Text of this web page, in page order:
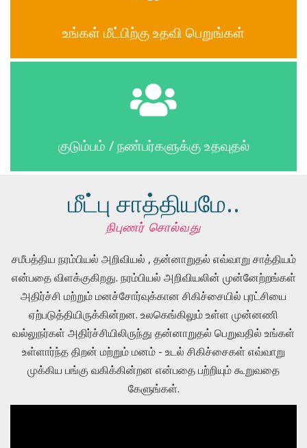
உங்கள் மீட்பிற்கு உதவி பெறுங்கள்
குடும்பம் / நண்பர்களுக்கு உதவுதல்
மீட்பு சாத்தியமே..
நிபுணர் சொல்வது
சமீபத்திய நரம்பியல் அறிவியல் , தன்னாறுதல் எவ்வாறு சாத்தியம்
என்பதை விளக்குகிறது. நரம்பியல் அறிவியலின் முன்னேற்றங்கள்
அதிர்ச்சி மற்றும் மனச்சோர்வுக்கான சிகிச்சையில் புரட்சியை
ஏற்படுத்தியிருக்கின்றன. உலகெங்கிலும் உள்ள முன்னணி
வல்லுநர்கள் அதிர்ச்சியிலிருந்து தன்னாறுதல் பெறுவதில் உங்கள்
உள்ளார்ந்த திறன் மற்றும் மனம் - உடல் சிகிச்சைகள் எவ்வாறு
முக்கிய பங்கு வகிக்கின்றன என்பதை பற்றியும் கூறுவதை
கேளுங்கள்.